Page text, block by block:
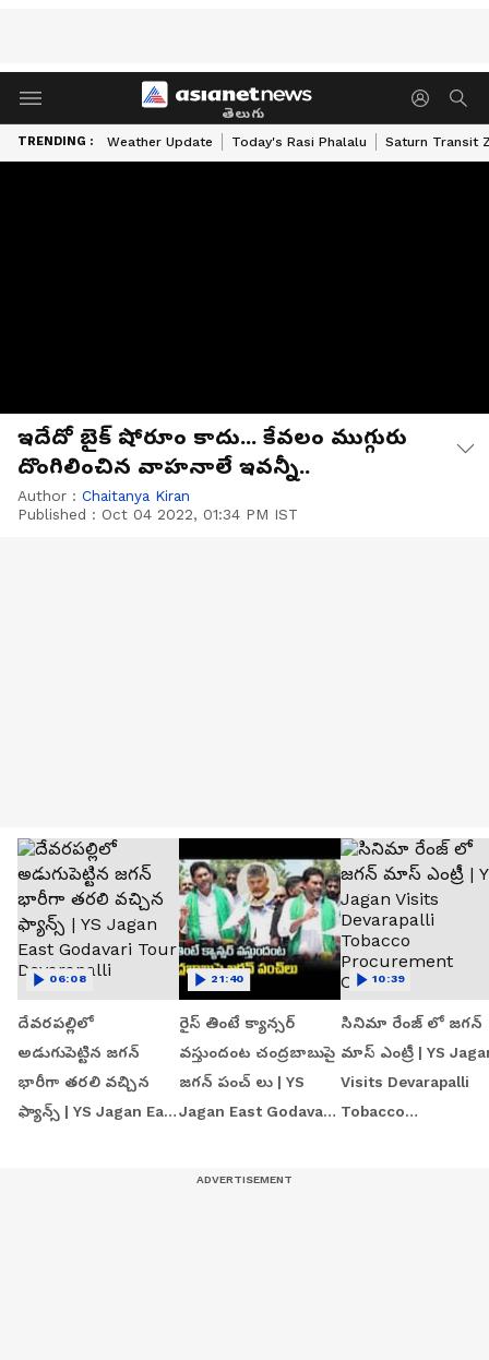
తెలుగు
TRENDING : Weather Update Today's Rasi Phalalu Saturn Transit
ఇదేదో బైక్ షోరూం కాదు... కేవలం ముగ్గురు
దొంగిలించిన వాహనాలే ఇవన్నీ..
Author : Chaitanya Kiran
Published : Oct 04 2022, 01:34 PM IST
దేవరపల్లిలో
అడుగుపెట్టిన జగన్
భారీగా తరలి వచ్చిన
ఫ్యాన్స్ | YS Jagan East
06:08
రైస్ తింటే క్యాన్సర్
వస్తుందంట చంద్రబాబుపై
జగన్ పంచ్ లు | YS
Jagan East Godavari
21:40
సినిమా రేంజ్ లో జగన్‌
మాస్ ఎంట్రీ | YS
Visits Devarapalli
Tobacco
10:39